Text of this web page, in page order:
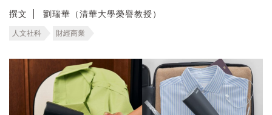
撰文 劉瑞華（清華大學榮譽教授）
人文社科 財經商業